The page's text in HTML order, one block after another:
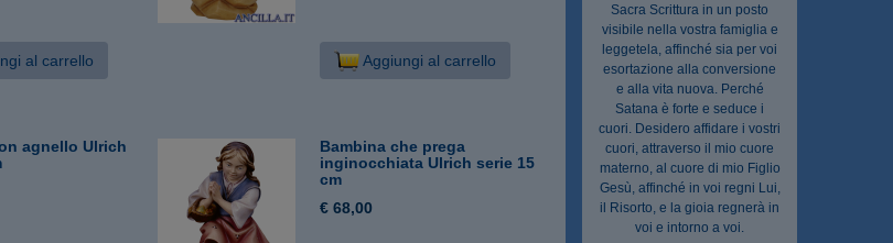
al carrello Aggiungi al carrello
agnello Ulrich
Bambina che prega
inginocchiata Ulrich serie 15
cm
€ 68,00
Sacra Scrittura in un posto
visibile nella vostra famiglia e
leggetela, affinché sia per voi
esortazione alla conversione
e alla vita nuova. Perché
Satana è forte e seduce i
cuori. Desidero affidare i vostri
cuori, attraverso il mio cuore
materno, al cuore di mio Figlio
Gesù, affinché in voi regni Lui,
il Risorto, e la gioia regnerà in
voi e intorno a voi.